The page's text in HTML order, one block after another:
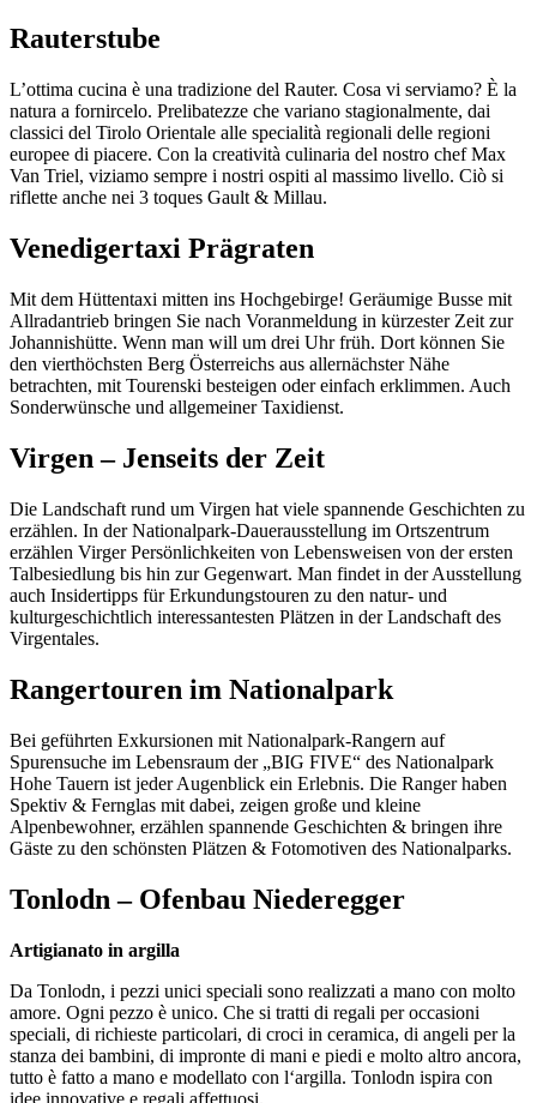
Rauterstube
L’ottima cucina è una tradizione del Rauter. Cosa vi serviamo? È la
natura a fornircelo. Prelibatezze che variano stagionalmente, dai
classici del Tirolo Orientale alle specialità regionali delle regioni
europee di piacere. Con la creatività culinaria del nostro chef Max
Van Triel, viziamo sempre i nostri ospiti al massimo livello. Ciò si
riflette anche nei 3 toques Gault & Millau.
Venedigertaxi Prägraten
Mit dem Hüttentaxi mitten ins Hochgebirge! Geräumige Busse mit
Allradantrieb bringen Sie nach Voranmeldung in kürzester Zeit zur
Johannishütte. Wenn man will um drei Uhr früh. Dort können Sie
den vierthöchsten Berg Österreichs aus allernächster Nähe
betrachten, mit Tourenski besteigen oder einfach erklimmen. Auch
Sonderwünsche und allgemeiner Taxidienst.
Virgen – Jenseits der Zeit
Die Landschaft rund um Virgen hat viele spannende Geschichten zu
erzählen. In der Nationalpark-Dauerausstellung im Ortszentrum
erzählen Virger Persönlichkeiten von Lebensweisen von der ersten
Talbesiedlung bis hin zur Gegenwart. Man findet in der Ausstellung
auch Insidertipps für Erkundungstouren zu den natur- und
kulturgeschichtlich interessantesten Plätzen in der Landschaft des
Virgentales.
Rangertouren im Nationalpark
Bei geführten Exkursionen mit Nationalpark-Rangern auf
Spurensuche im Lebensraum der „BIG FIVE“ des Nationalpark
Hohe Tauern ist jeder Augenblick ein Erlebnis. Die Ranger haben
Spektiv & Fernglas mit dabei, zeigen große und kleine
Alpenbewohner, erzählen spannende Geschichten & bringen ihre
Gäste zu den schönsten Plätzen & Fotomotiven des Nationalparks.
Tonlodn – Ofenbau Niederegger
Artigianato in argilla
Da Tonlodn, i pezzi unici speciali sono realizzati a mano con molto
amore. Ogni pezzo è unico. Che si tratti di regali per occasioni
speciali, di richieste particolari, di croci in ceramica, di angeli per la
stanza dei bambini, di impronte di mani e piedi e molto altro ancora,
tutto è fatto a mano e modellato con l‘argilla. Tonlodn ispira con
idee innovative e regali affettuosi.